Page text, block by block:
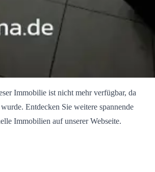
Immobilie ist nicht mehr verfügbar, da
Entdecken Sie weitere spannende
Immobilien auf unserer Webseite.